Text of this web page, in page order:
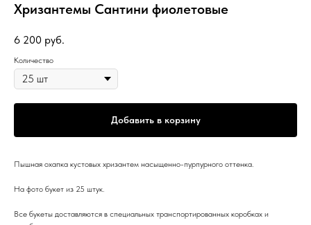
Хризантемы Сантини фиолетовые
6 200 руб.
Количество
Добавить в корзину
Пышная охапка кустовых хризантем насыщенно-пурпурного оттенка.
На фото букет из 25 штук.
Все букеты доставляются в специальных транспортированных коробках и